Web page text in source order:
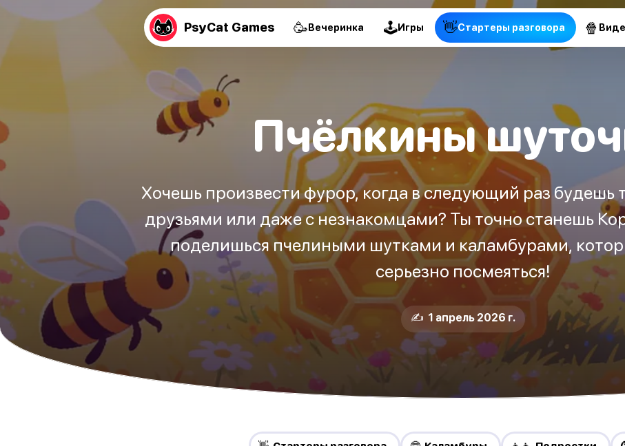
PsyCat Games 🥳Вечеринка 🕹Игры 👋Стартеры разговора 🍿
Пчёлкины
Хочешь произвести фурор, когда в следующий раз будешь
друзьями или даже с незнакомцами? Ты точно станешь
поделишься пчелиными шутками и каламбурами,
серьезно посмеяться!
✍️ 1 апрель 2026 г.